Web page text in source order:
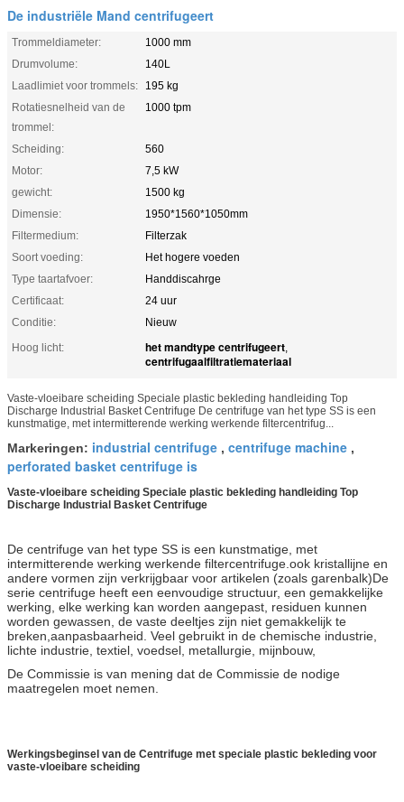
De industriële Mand centrifugeert
Trommeldiameter:
1000 mm
Drumvolume:
140L
Laadlimiet voor trommels:
195 kg
Rotatiesnelheid van de
trommel:
1000 tpm
Scheiding:
560
Motor:
7,5 kW
gewicht:
1500 kg
Dimensie:
1950*1560*1050mm
Filtermedium:
Filterzak
Soort voeding:
Het hogere voeden
Type taartafvoer:
Handdiscahrge
Certificaat:
24 uur
Conditie:
Nieuw
Hoog licht:
het mandtype centrifugeert,
centrifugaalfiltratiemateriaal
Vaste-vloeibare scheiding Speciale plastic bekleding handleiding Top
Discharge Industrial Basket Centrifuge De centrifuge van het type SS is een
kunstmatige, met intermitterende werking werkende filtercentrifug...
Markeringen: industrial centrifuge , centrifuge machine ,
perforated basket centrifuge is
Vaste-vloeibare scheiding Speciale plastic bekleding handleiding Top
Discharge Industrial Basket Centrifuge
De centrifuge van het type SS is een kunstmatige, met
intermitterende werking werkende filtercentrifuge.ook kristallijne en
andere vormen zijn verkrijgbaar voor artikelen (zoals garenbalk)De
serie centrifuge heeft een eenvoudige structuur, een gemakkelijke
werking, elke werking kan worden aangepast, residuen kunnen
worden gewassen, de vaste deeltjes zijn niet gemakkelijk te
breken,aanpasbaarheid. Veel gebruikt in de chemische industrie,
lichte industrie, textiel, voedsel, metallurgie, mijnbouw,
De Commissie is van mening dat de Commissie de nodige
maatregelen moet nemen.
Werkingsbeginsel van de Centrifuge met speciale plastic bekleding voor
vaste-vloeibare scheiding